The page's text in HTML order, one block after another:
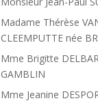
Madame Thérèse
CLEEMPUTTE née
Mme Brigitte
GAMBLIN
Mme Jeanine